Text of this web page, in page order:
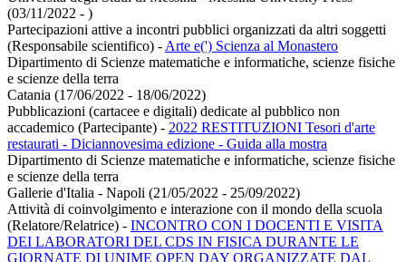
(03/11/2022 - )
Partecipazioni attive a incontri pubblici organizzati da altri soggetti
(Responsabile scientifico) - Arte e(') Scienza al Monastero
Dipartimento di Scienze matematiche e informatiche, scienze fisiche
e scienze della terra
Catania (17/06/2022 - 18/06/2022)
Pubblicazioni (cartacee e digitali) dedicate al pubblico non
accademico (Partecipante) - 2022 RESTITUZIONI Tesori d'arte
restaurati - Diciannovesima edizione - Guida alla mostra
Dipartimento di Scienze matematiche e informatiche, scienze fisiche
e scienze della terra
Gallerie d'Italia - Napoli (21/05/2022 - 25/09/2022)
Attività di coinvolgimento e interazione con il mondo della scuola
(Relatore/Relatrice) - INCONTRO CON I DOCENTI E VISITA
DEI LABORATORI DEL CDS IN FISICA DURANTE LE
GIORNATE DI UNIME OPEN DAY ORGANIZZATE DAL